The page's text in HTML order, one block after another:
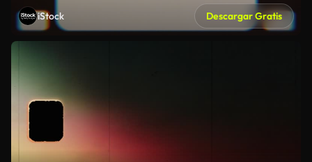
iStock Descargar Gratis